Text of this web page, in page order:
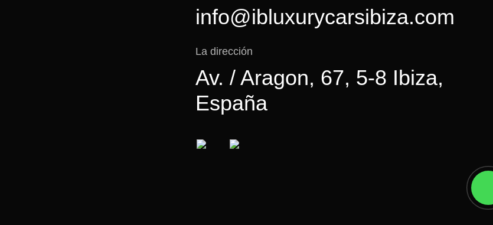
info@ibluxurycarsibiza.com
Av. / Aragon, 67, 5-8 Ibiza,
España
La dirección